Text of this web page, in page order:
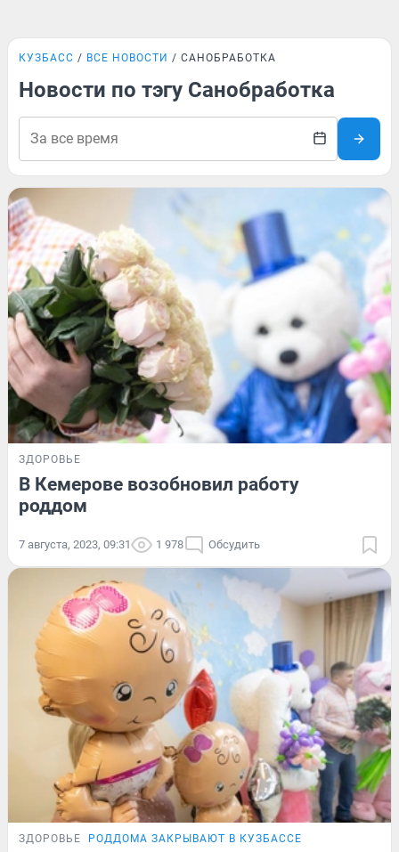
КУЗБАСС ВСЕ НОВОСТИ САНОБРАБОТКА
Новости по тэгу Санобработка
ЗДОРОВЬЕ
В Кемерове возобновил работу
роддом
7 августа, 2023, 09:31 1 978 Обсудить
ЗДОРОВЬЕ РОДДОМА ЗАКРЫВАЮТ В КУЗБАССЕ